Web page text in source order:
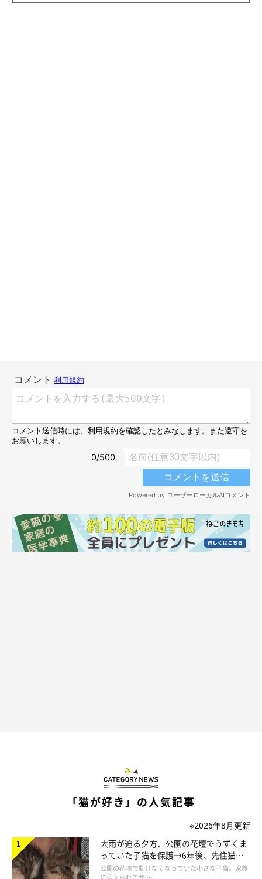
「猫が好き」の人気記事
※2026年8月更新
大雨が迫る夕方、公園の花壇でうずくま
っていた子猫を保護→6年後、先住猫
と“姉妹”のような関係に
公園の花壇で動けなくなっていた小さな子猫。家族